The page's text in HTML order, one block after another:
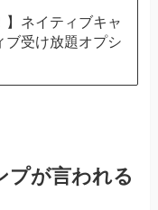
】ネイティブキャ
ブ受け放題オプシ
プが言われる